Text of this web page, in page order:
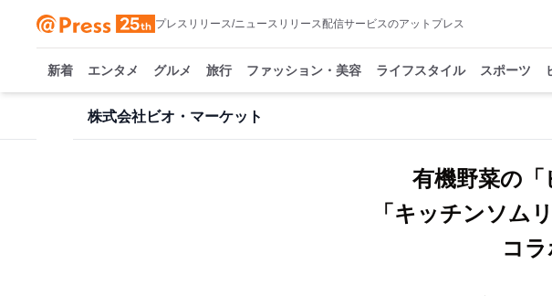
プレスリリース/ニュースリリース配信サービスのアットプレス
新着 エンタメ グルメ 旅行 ファッション・美容 ライフスタイル スポーツ
株式会社ビオ・マーケット
有機野菜の「
「キッチンソム
コ